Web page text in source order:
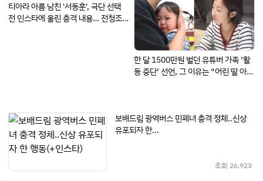
티아라 아름 남친 '서동훈', 극단 선택
전 인스타에 올린 충격 내용… 전청조
한 달 1500만원 벌던 유튜버 가족 ‘활
동 중단’ 선언, 그 이유는 “어린 딸 아이
보배드림 광역버스 민폐녀 충격 정체..신상
유포되자 한...
조회 26,923